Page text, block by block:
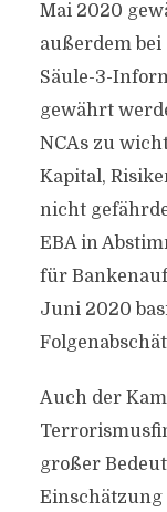
Mai 2020
außerdem
Säule-3-
gewährt
NCAs zu
Kapital,
nicht
EBA in
für
Juni 2020
Auch der
großer
Einschätzung